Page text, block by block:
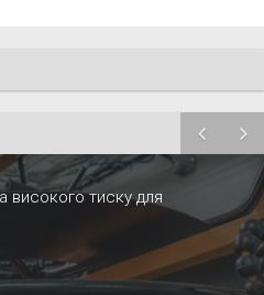
високого тиску для